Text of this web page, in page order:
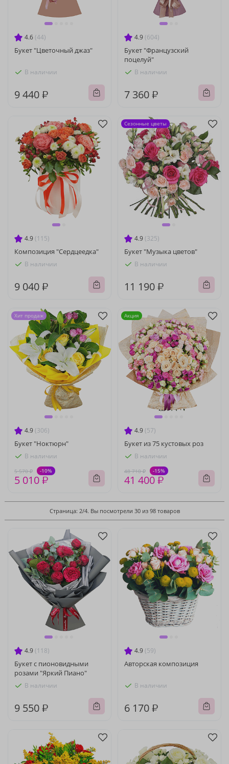
4.6 (44)
Букет "Цветочный джаз"
В наличии
9 440 ₽
4.9 (604)
Букет "Французский
поцелуй"
В наличии
7 360 ₽
4.9 (115)
Композиция "Сердцеедка"
В наличии
9 040 ₽
4.9 (325)
Букет "Музыка цветов"
В наличии
11 190 ₽
Сезонные цветы
4.9 (306)
Букет "Ноктюрн"
В наличии
5 570 ₽ -10%
5 010 ₽
Хит продаж
4.9 (57)
Букет из 75 кустовых роз
В наличии
48 710 ₽ -15%
41 400 ₽
Акция
Страница: 2/4. Вы посмотрели 30 из 98 товаров
4.9 (118)
Букет с пионовидными
розами "Яркий Пиано"
В наличии
9 550 ₽
4.9 (59)
Авторская композиция
В наличии
6 170 ₽